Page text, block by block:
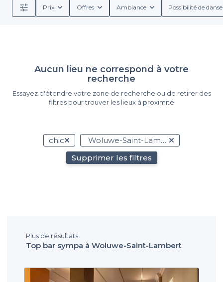
Prix Offres Ambiance Possibilité de
Aucun lieu ne correspond à votre
recherche
Essayez d'étendre votre zone de recherche ou de retirer des
filtres pour trouver les lieux à proximité
chic
Woluwe-Saint-Lambert
Supprimer les filtres
Plus de résultats
Top bar sympa à Woluwe-Saint-Lambert